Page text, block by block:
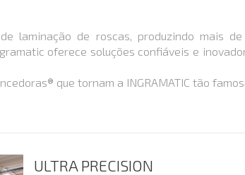
laminação de roscas, produzindo mais
oferece soluções confiáveis ​​e
que tornam a INGRAMATIC tão
ULTRA PRECISION